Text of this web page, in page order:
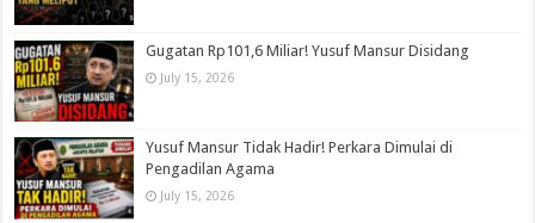
Gugatan Rp101,6 Miliar! Yusuf Mansur Disidang
July 15, 2026
Yusuf Mansur Tidak Hadir! Perkara Dimulai di
Pengadilan Agama
July 15, 2026